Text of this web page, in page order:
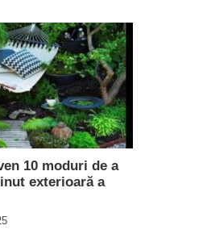
10 moduri de a
exterioară a